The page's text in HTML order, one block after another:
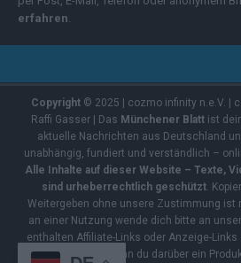
erfahren.
Copyright© 2025 | cozmo infinity n.e.V. |
Raffi Gasser | Das Münchener Blattist
aktuelle Nachrichten aus Deutschland
unabhängig, fundiert und verständlich –
Alle Inhalte auf dieser Website – Texte,
sind urheberrechtlich geschützt.
Weitergeben ohne unsere Zustimmung ist
an einer Nutzung wende dich bitte an
enthalten Affiliate-Links oder Anzeige-
unterstrichen). Wenn du darüber ein